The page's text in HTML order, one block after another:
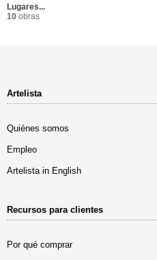
Lugares...
10 obras
Artelista
Quiénes somos
Empleo
Artelista in English
Recursos para clientes
Por qué comprar